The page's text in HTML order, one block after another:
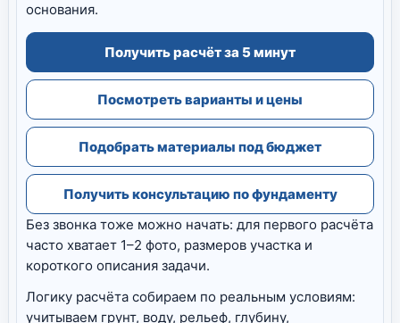
основания.
Получить расчёт за 5 минут
Посмотреть варианты и цены
Подобрать материалы под бюджет
Получить консультацию по фундаменту
Без звонка тоже можно начать: для первого расчёта
часто хватает 1–2 фото, размеров участка и
короткого описания задачи.
Логику расчёта собираем по реальным условиям:
учитываем грунт, воду, рельеф, глубину,